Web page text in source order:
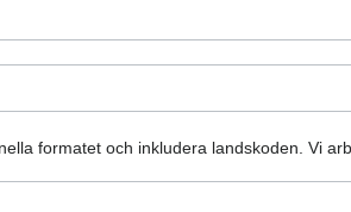
formatet och inkludera landskoden. Vi